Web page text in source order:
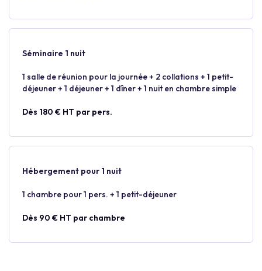
Séminaire 1 nuit
1 salle de réunion pour la journée + 2 collations + 1 petit-
déjeuner + 1 déjeuner + 1 dîner + 1 nuit en chambre simple
Dès 180 € HT par pers.
Hébergement pour 1 nuit
1 chambre pour 1 pers. + 1 petit-déjeuner
Dès 90 € HT par chambre